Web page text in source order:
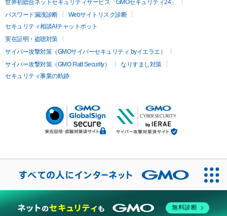
世界初総合ネットセキュリティサービス「GMOセキュリティ24」
パスワード漏洩診断
Webサイトリスク診断
セキュリティ相談AIチャットボット
実在証明・盗聴対策
サイバー攻撃対策（GMOサイバーセキュリティ byイエラエ）
サイバー攻撃対策（GMO Flatt Security）
なりすまし対策
セキュリティ事業の軌跡
無料診断